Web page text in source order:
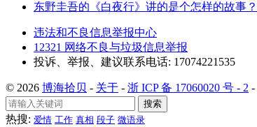
东野圭吾的《白夜行》讲的是个怎样的故事？
违法和不良信息举报中心
12321 网络不良与垃圾信息举报
投诉、举报、建议联系电话: 17074221535
© 2026 博海拾贝 - 关于 - 浙 ICP 备 17060020 号 - 2 -
搜索
热搜: 爱情 工作 真相 段子 微语录